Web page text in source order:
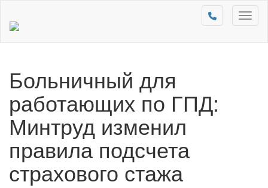
Больничный для
работающих по ГПД:
Минтруд изменил
правила подсчета
страхового стажа